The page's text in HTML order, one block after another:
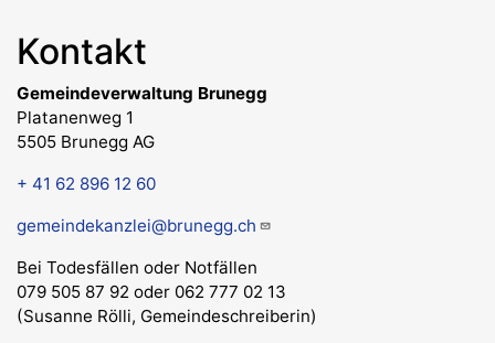
Kontakt
Gemeindeverwaltung Brunegg
Platanenweg 1
5505 Brunegg AG
+ 41 62 896 12 60
gemeindekanzlei@brunegg.ch
Bei Todesfällen oder Notfällen
079 505 87 92 oder 062 777 02 13
(Susanne Rölli, Gemeindeschreiberin)